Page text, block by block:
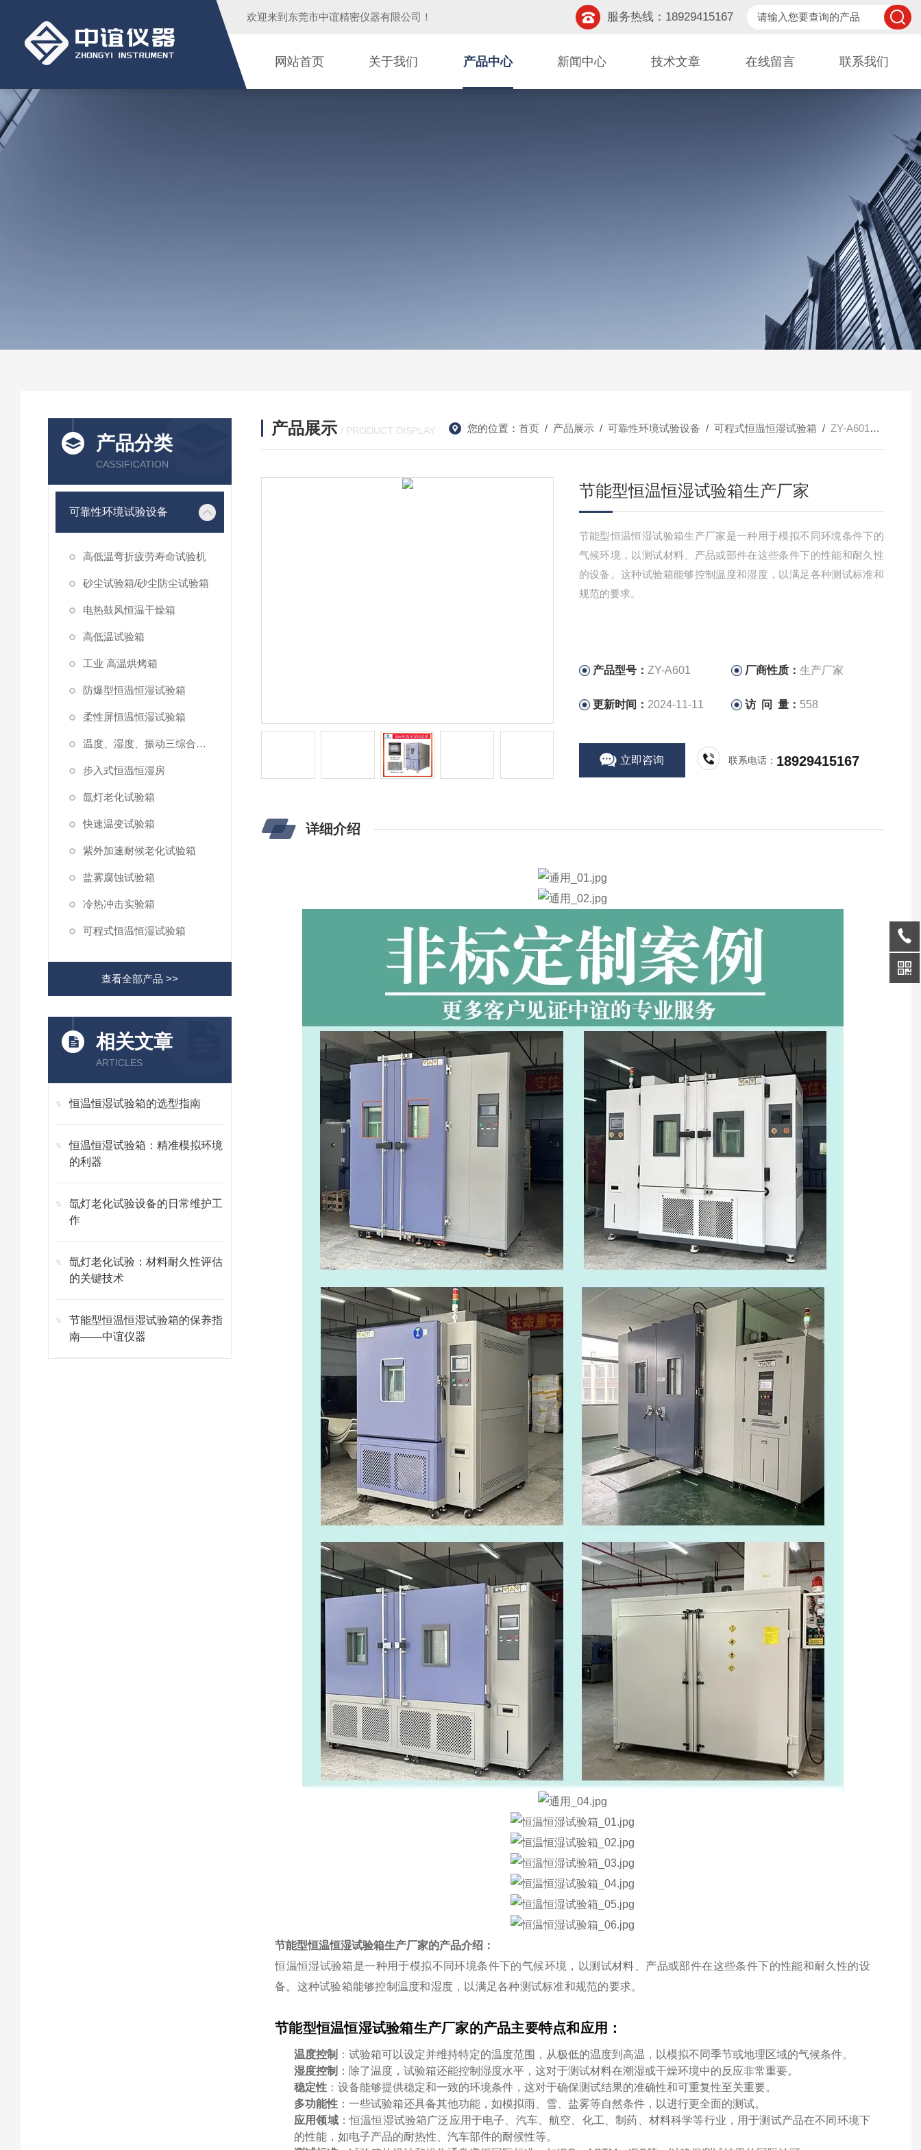
欢迎来到 东莞市中谊精密仪器有限公司 ！ 服务热线：18929415167
网站首页 关于我们 产品中心 新闻中心 技术文章 在线留言 联系我们
产品分类
CASSIFICATION
可靠性环境试验设备
高低温弯折疲劳寿命试验机
砂尘试验箱/砂尘防尘试验箱
电热鼓风恒温干燥箱
高低温试验箱
工业 高温烘烤箱
防爆型恒温恒湿试验箱
柔性屏恒温恒湿试验箱
温度、湿度、振动三综合试验箱
步入式恒温恒湿房
氙灯老化试验箱
快速温变试验箱
紫外加速耐候老化试验箱
盐雾腐蚀试验箱
冷热冲击实验箱
可程式恒温恒湿试验箱
查看全部产品 >>
相关文章
ARTICLES
恒温恒湿试验箱的选型指南
恒温恒湿试验箱：精准模拟环境
的利器
氙灯老化试验设备的日常维护工
作
氙灯老化试验：材料耐久性评估
的关键技术
节能型恒温恒湿试验箱的保养指
南——中谊仪器
产品展示 / PRODUCT DISPLAY 您的位置： 首页/ 产品展示/ 可靠性环境试验设备 / 可程式恒温恒湿试验箱 / ZY-A601节能型恒温恒湿试验箱生产厂家
节能型恒温恒湿试验箱生产厂家
节能型恒温恒湿试验箱生产厂家是一种用于模拟不同环境条件下的
气候环境，以测试材料、产品或部件在这些条件下的性能和耐久性
的设备。这种试验箱能够控制温度和湿度，以满足各种测试标准和
规范的要求。
产品型号： ZY-A601 厂商性质：生产厂家
更新时间： 2024-11-11 访 问 量： 558
立即咨询 联系电话： 18929415167
详细介绍
节能型恒温恒湿试验箱生产厂家的产品介绍：
恒温恒湿试验箱是一种用于模拟不同环境条件下的气候环境，以测试材料、产品或部件在这些条件下的性能和耐久性的设
备。这种试验箱能够控制温度和湿度，以满足各种测试标准和规范的要求。
节能型恒温恒湿试验箱生产厂家的产品主要特点和应用：
温度控制 ：试验箱可以设定并维持特定的温度范围，从极低的温度到高温，以模拟不同季节或地理区域的气候条件。
湿度控制 ：除了温度，试验箱还能控制湿度水平，这对于测试材料在潮湿或干燥环境中的反应非常重要。
稳定性 ：设备能够提供稳定和一致的环境条件，这对于确保测试结果的准确性和可重复性至关重要。
多功能性 ：一些试验箱还具备其他功能，如模拟雨、雪、盐雾等自然条件，以进行更全面的测试。
应用领域：恒温恒湿试验箱广泛应用于电子、汽车、航空、化工、制药、材料科学等行业，用于测试产品在不同 环境下
的性能，如电子产品的耐热性、汽车部件的耐候性等。